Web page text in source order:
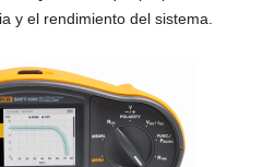
y el rendimiento del sistema.